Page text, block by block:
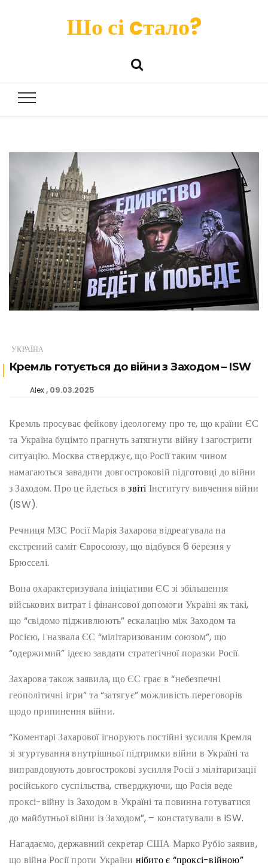
Шо сі cтало?
УКРАЇНА
Кремль готується до війни з Заходом – ISW
Alex 09.03.2025
Кремль просуває фейкову ідеологему про те, що країни ЄС
та Україна буцімто прагнуть затягнути війну і загострити
ситуацію. Москва стверджує, що Росії таким чином
намагаються завадити довгостроковій підготовці до війни
з Заходом. Про це йдеться взвіті Інституту вивчення війни
(ISW).
Речниця МЗС Росії Марія Захарова відреагувала на
екстрений саміт Євросоюзу, що відбувся 6 березня у
Брюсселі.
Вона охарактеризувала ініціативи ЄС зі збільшення
військових витрат і фінансової допомоги Україні як такі,
що “свідомо підживлюють” ескалацію між Заходом та
Росією, і назвала ЄС “мілітаризованим союзом”, що
“одержимий” ідеєю завдати стратегічної поразки Росії.
Захарова також заявила, що ЄС грає в “небезпечні
геополітичні ігри” та “затягує” можливість переговорів
щодо припинення війни.
“Коментарі Захарової ігнорують постійні зусилля Кремля
зі згуртування внутрішньої підтримки війни в Україні та
виправдовують довгострокові зусилля Росії з мілітаризації
російського суспільства, стверджуючи, що Росія веде
проксі-війну із Заходом в Україні та повинна готуватися
до майбутньої війни із Заходом”, – констатували в ISW.
Нагадаємо, державний секретар США Марко Рубіо заявив,
що війна Росії проти України нібито є “проксі-війною”